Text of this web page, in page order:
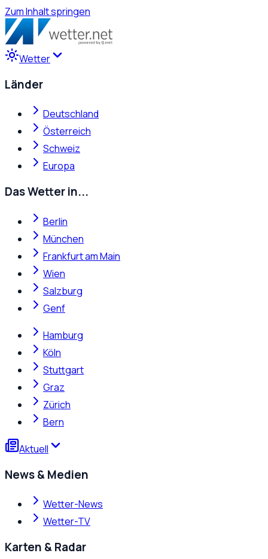
Zum Inhalt springen
Wetter
Länder
Deutschland
Österreich
Schweiz
Europa
Das Wetter in...
Berlin
München
Frankfurt am Main
Wien
Salzburg
Genf
Hamburg
Köln
Stuttgart
Graz
Zürich
Bern
Aktuell
News & Medien
Wetter-News
Wetter-TV
Karten & Radar